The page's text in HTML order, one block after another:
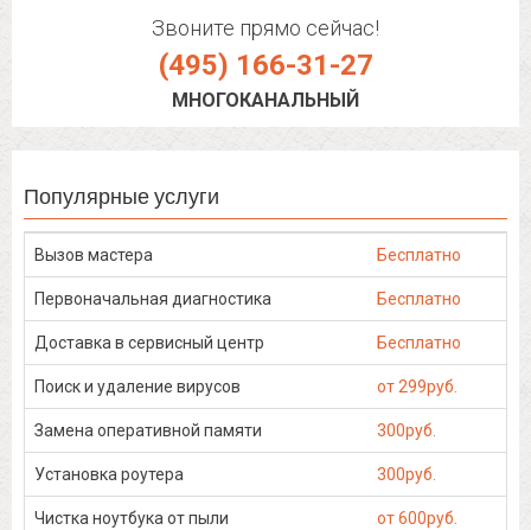
Звоните прямо сейчас!
(495) 166-31-27
МНОГОКАНАЛЬНЫЙ
Популярные услуги
Вызов мастера Бесплатно
Первоначальная диагностика Бесплатно
Доставка в сервисный центр Бесплатно
Поиск и удаление вирусов от 299руб.
Замена оперативной памяти 300руб.
Установка роутера 300руб.
Чистка ноутбука от пыли от 600руб.